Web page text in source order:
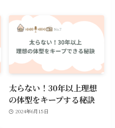
太らない！30年以上理想
の体型をキープする秘訣
2024年6月15日